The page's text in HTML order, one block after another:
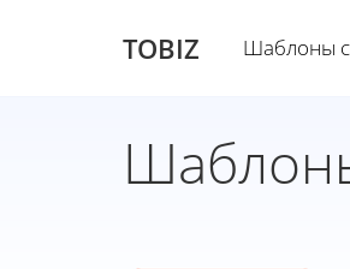
TOBIZ Шаблоны